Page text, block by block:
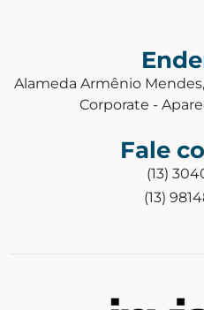
Alameda Armênio Mendes,
Corporate -
Fale
(13)
(13)